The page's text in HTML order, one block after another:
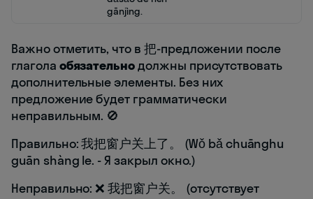
gānjìng.
Важно отметить, что в 把-предложении после
глагола обязательнодолжны присутствовать
дополнительные элементы. Без них
предложение будет грамматически
неправильным. 🚫
Правильно: 我把窗户关上了。 (Wǒ bǎ chuānghu
guān shàng le. - Я закрыл окно.)
Неправильно: ❌ 我把窗户关。 (отсутствует